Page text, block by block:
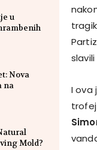
u
Nova
na
Mold?
I ova